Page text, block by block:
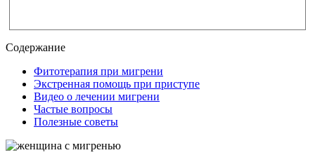
Содержание
Фитотерапия при мигрени
Экстренная помощь при приступе
Видео о лечении мигрени
Частые вопросы
Полезные советы